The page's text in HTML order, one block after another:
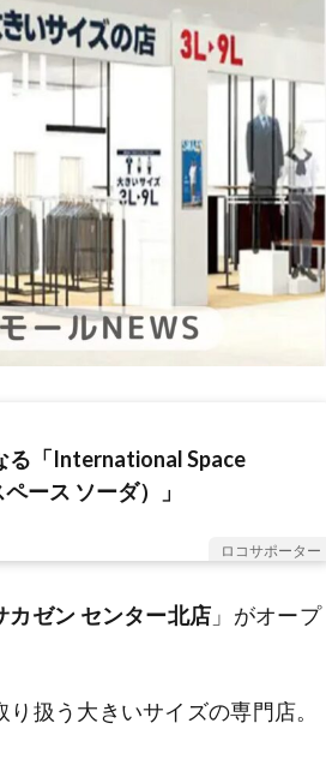
る「International Space
ース ソーダ）」
ロコサポーター
カゼン センター北店 」がオープ
扱う大きいサイズの専門店。